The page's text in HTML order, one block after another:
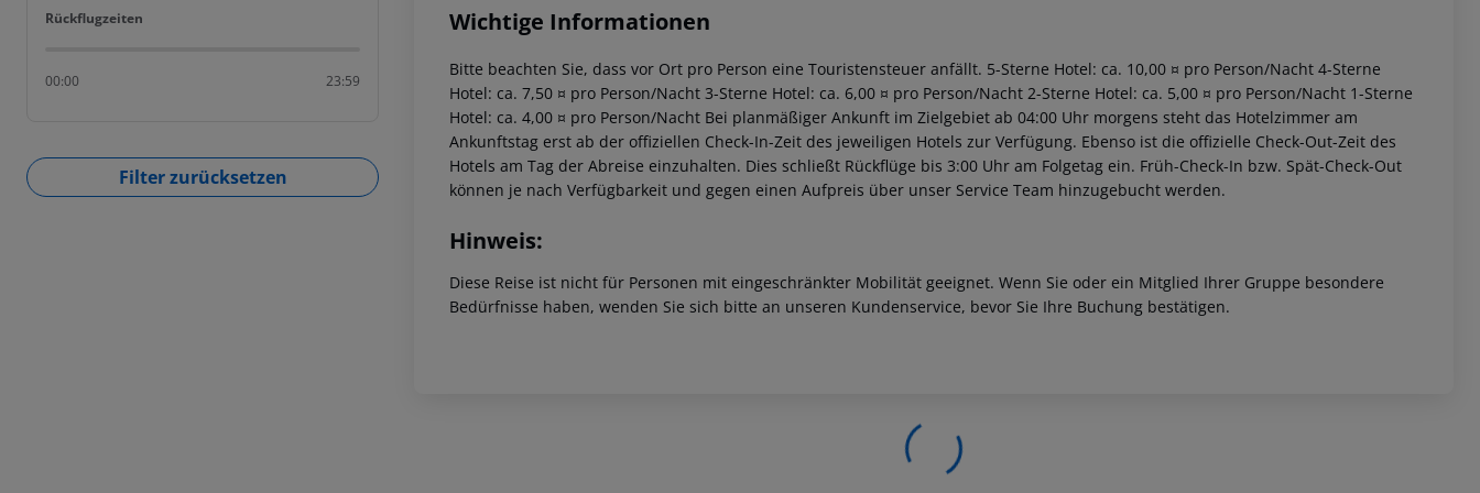
Rückflugzeiten
Rückflugzeiten
00:00 23:59
Filter zurücksetzen
Wichtige Informationen
Bitte beachten Sie, dass vor Ort pro Person eine Touristensteuer anfällt. 5-Sterne Hotel: ca. 10,00 ¤ pro Person/Nacht 4-Sterne
Hotel: ca. 7,50 ¤ pro Person/Nacht 3-Sterne Hotel: ca. 6,00 ¤ pro Person/Nacht 2-Sterne Hotel: ca. 5,00 ¤ pro Person/Nacht 1-Sterne
Hotel: ca. 4,00 ¤ pro Person/Nacht Bei planmäßiger Ankunft im Zielgebiet ab 04:00 Uhr morgens steht das Hotelzimmer am
Ankunftstag erst ab der offiziellen Check-In-Zeit des jeweiligen Hotels zur Verfügung. Ebenso ist die offizielle Check-Out-Zeit des
Hotels am Tag der Abreise einzuhalten. Dies schließt Rückflüge bis 3:00 Uhr am Folgetag ein. Früh-Check-In bzw. Spät-Check-Out
können je nach Verfügbarkeit und gegen einen Aufpreis über unser Service Team hinzugebucht werden.
Hinweis:
Diese Reise ist nicht für Personen mit eingeschränkter Mobilität geeignet. Wenn Sie oder ein Mitglied Ihrer Gruppe besondere
Bedürfnisse haben, wenden Sie sich bitte an unseren Kundenservice, bevor Sie Ihre Buchung bestätigen.